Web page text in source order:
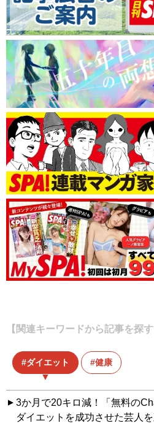
【関連キーワードから記事を探す
ダイエット 健康
3か月で20キロ減！「無料の
ダイエットを成功させた芸人